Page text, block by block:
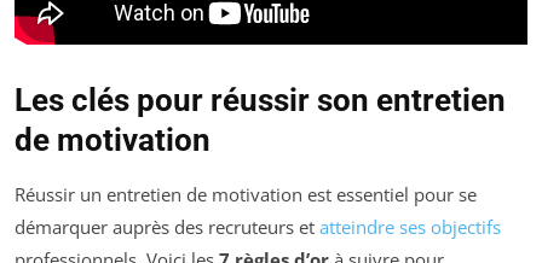
Les clés pour réussir son entretien
de motivation
Réussir un entretien de motivation est essentiel pour se
démarquer auprès des recruteurs et atteindre ses objectifs